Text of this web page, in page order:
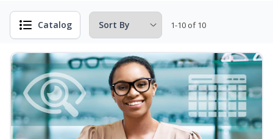
Catalog 1-10 of 10